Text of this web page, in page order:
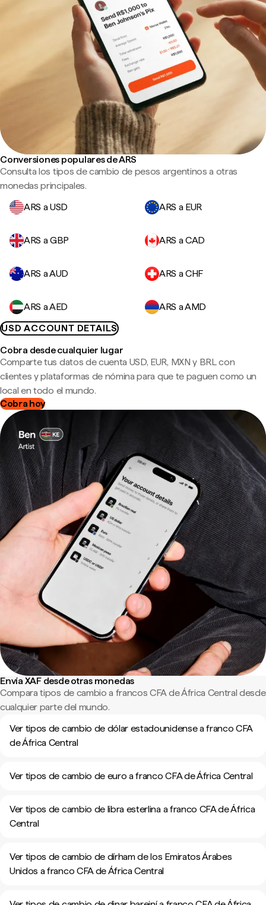
Conversiones populares de ARS
Consulta los tipos de cambio de pesos argentinos a otras
monedas principales.
ARS a USD
ARS a EUR
ARS a GBP ARS a CAD
ARS a AUD ARS a CHF
ARS a AED
ARS a AMD
USD ACCOUNT DETAILS
Cobra desde cualquier lugar
Comparte tus datos de cuenta USD, EUR, MXN y BRL con
clientes y plataformas de nómina para que te paguen como un
local en todo el mundo.
Cobra hoy
Envía XAF desde otras monedas
Compara tipos de cambio a francos CFA de África Central desde
cualquier parte del mundo.
Ver tipos de cambio de dólar estadounidense a franco CFA
de África Central
Ver tipos de cambio de euro a franco CFA de África Central
Ver tipos de cambio de libra esterlina a franco CFA de África
Central
Ver tipos de cambio de dírham de los Emiratos Árabes
Unidos a franco CFA de África Central